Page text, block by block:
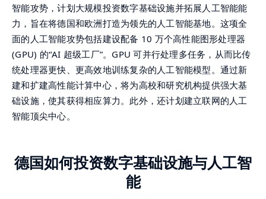
智能攻势，计划大规模投资数字基础设施并拓展人工智能能
力，旨在将德国和欧洲打造为领先的人工智能基地。这项全
面的人工智能攻势包括建设配备 10 万个高性能图形处理器
(GPU) 的“AI 超级工厂”。GPU 可并行处理多任务，从而比传
统处理器更快、更高效地训练复杂的人工智能模型。通过新
建和扩建高性能计算中心，将为高校和研究机构提供强大基
础设施，使其获得相应算力。此外，还计划建立联网的人工
智能顶尖中心。
德国如何投资数字基础设施与人工智
能